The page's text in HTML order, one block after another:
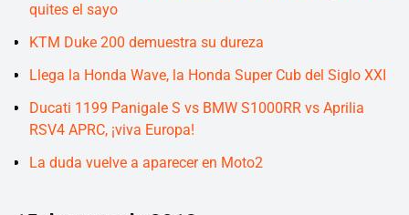
quites el sayo
KTM Duke 200 demuestra su dureza
Llega la Honda Wave, la Honda Super Cub del Siglo XXI
Ducati 1199 Panigale S vs BMW S1000RR vs Aprilia
RSV4 APRC, ¡viva Europa!
La duda vuelve a aparecer en Moto2